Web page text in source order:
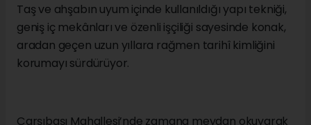
Taş ve ahşabın uyum içinde kullanıldığı yapı tekniği,
geniş iç mekânları ve özenli işçiliği sayesinde konak,
aradan geçen uzun yıllara rağmen tarihî kimliğini
korumayı sürdürüyor.
Çarşıbaşı Mahallesi’nde zamana meydan okuyarak